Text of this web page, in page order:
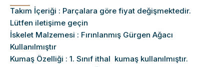
Takım İçeriği : Parçalara göre fiyat değişmektedir.
Lütfen iletişime geçin
İskelet Malzemesi : Fırınlanmış Gürgen Ağacı
Kullanılmıştır
Kumaş Özelliği : 1. Sınıf ithal kumaş kullanılmıştır.